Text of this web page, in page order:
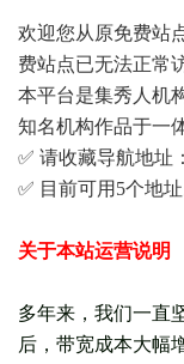
欢迎您从原免费站
费站点已无法正常
本平台是集秀人机
知名机构作品于一
✅ 请收藏导航地址：
✅ 目前可用5个地址
关于本站运营说明
多年来，我们一直
后，带宽成本大幅